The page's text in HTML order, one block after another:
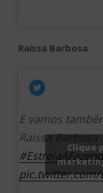
Raissa Barbosa
E vamos
Raissa Barbosa
pic.twitter.com/
Clique